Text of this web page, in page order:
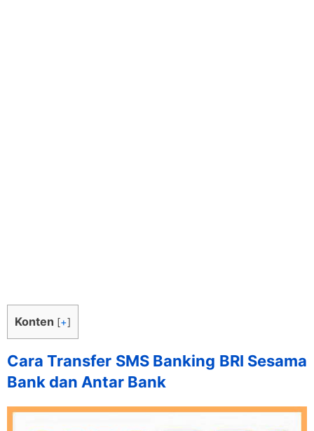
Konten [+]
Cara Transfer SMS Banking BRI Sesama
Bank dan Antar Bank